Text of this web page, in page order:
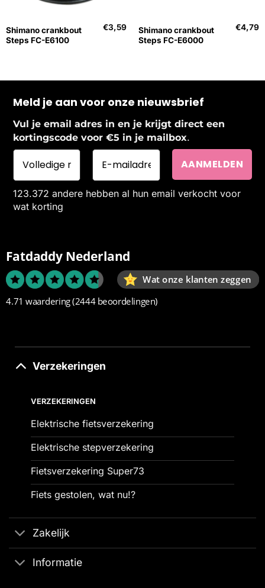
Shimano crankbout
Steps FC-E6100
€3,59
Shimano crankbout
Steps FC-E6000
€4,79
Meld je aan voor onze nieuwsbrief
Vul je email adres in en je krijgt direct een
kortingscode voor €5 in je mailbox.
123.372 andere hebben al hun email verkocht voor
wat korting
Fatdaddy Nederland
Wat onze klanten zeggen
4.71 waardering(2444 beoordelingen)
Verzekeringen
VERZEKERINGEN
Elektrische fietsverzekering
Elektrische stepverzekering
Fietsverzekering Super73
Fiets gestolen, wat nu!?
Zakelijk
Informatie